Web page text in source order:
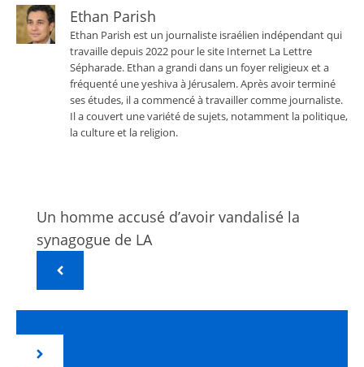
Ethan Parish
Ethan Parish est un journaliste israélien indépendant qui
travaille depuis 2022 pour le site Internet La Lettre
Sépharade. Ethan a grandi dans un foyer religieux et a
fréquenté une yeshiva à Jérusalem. Après avoir terminé
ses études, il a commencé à travailler comme journaliste.
Il a couvert une variété de sujets, notamment la politique,
la culture et la religion.
Un homme accusé d’avoir vandalisé la
synagogue de LA